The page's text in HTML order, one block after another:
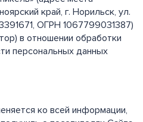
край, г. Норильск, ул.
ОГРН 1067799031387)
в отношении обработки
персональных данных
ко всей информации,